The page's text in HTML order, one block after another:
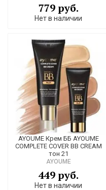
779 руб.
Нет в наличии
AYOUME Крем ББ AYOUME
COMPLETE COVER BB CREAM
тон 21
AYOUME
449 руб.
Нет в наличии